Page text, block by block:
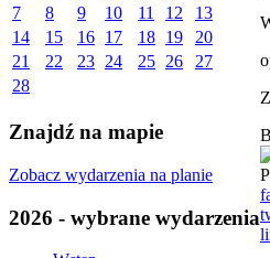
7
8 9 10 11 12
13
14
15 16 17 18 19
20
21
22 23 24 25 26
27
28
Znajdź na mapie
Zobacz wydarzenia na planie
2026 - wybrane wydarzenia